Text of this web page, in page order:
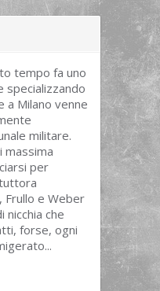
tempo fa uno
specializzando
a Milano venne
militare.
massima
per
Frullo e Weber
nicchia che
forse, ogni